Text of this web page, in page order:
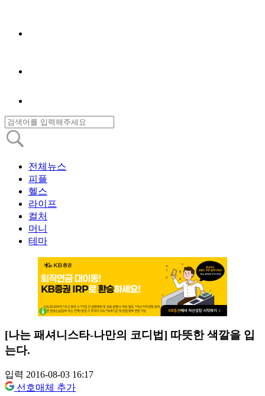
전체뉴스
피플
헬스
라이프
컬처
머니
테마
[나는 패셔니스타-나만의 코디법] 따뜻한 색깔을 입
는다.
입력 2016-08-03 16:17
선호매체 추가